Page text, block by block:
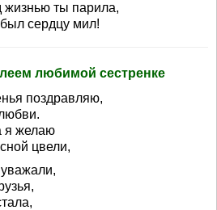
ты парила,
сердцу мил!
любимой сестренке
поздравляю,
я желаю
цвели,